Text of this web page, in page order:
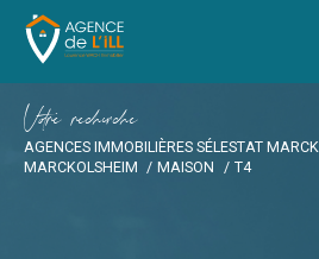
Vore recece
AGENCES IMMOBILIÈRES SÉLESTAT
MARCKOLSHEIM
MAISON T4